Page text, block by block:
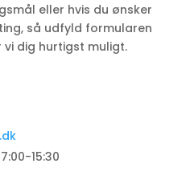
eller hvis du ønsker
så udfyld formularen
dig hurtigst muligt.
15:30